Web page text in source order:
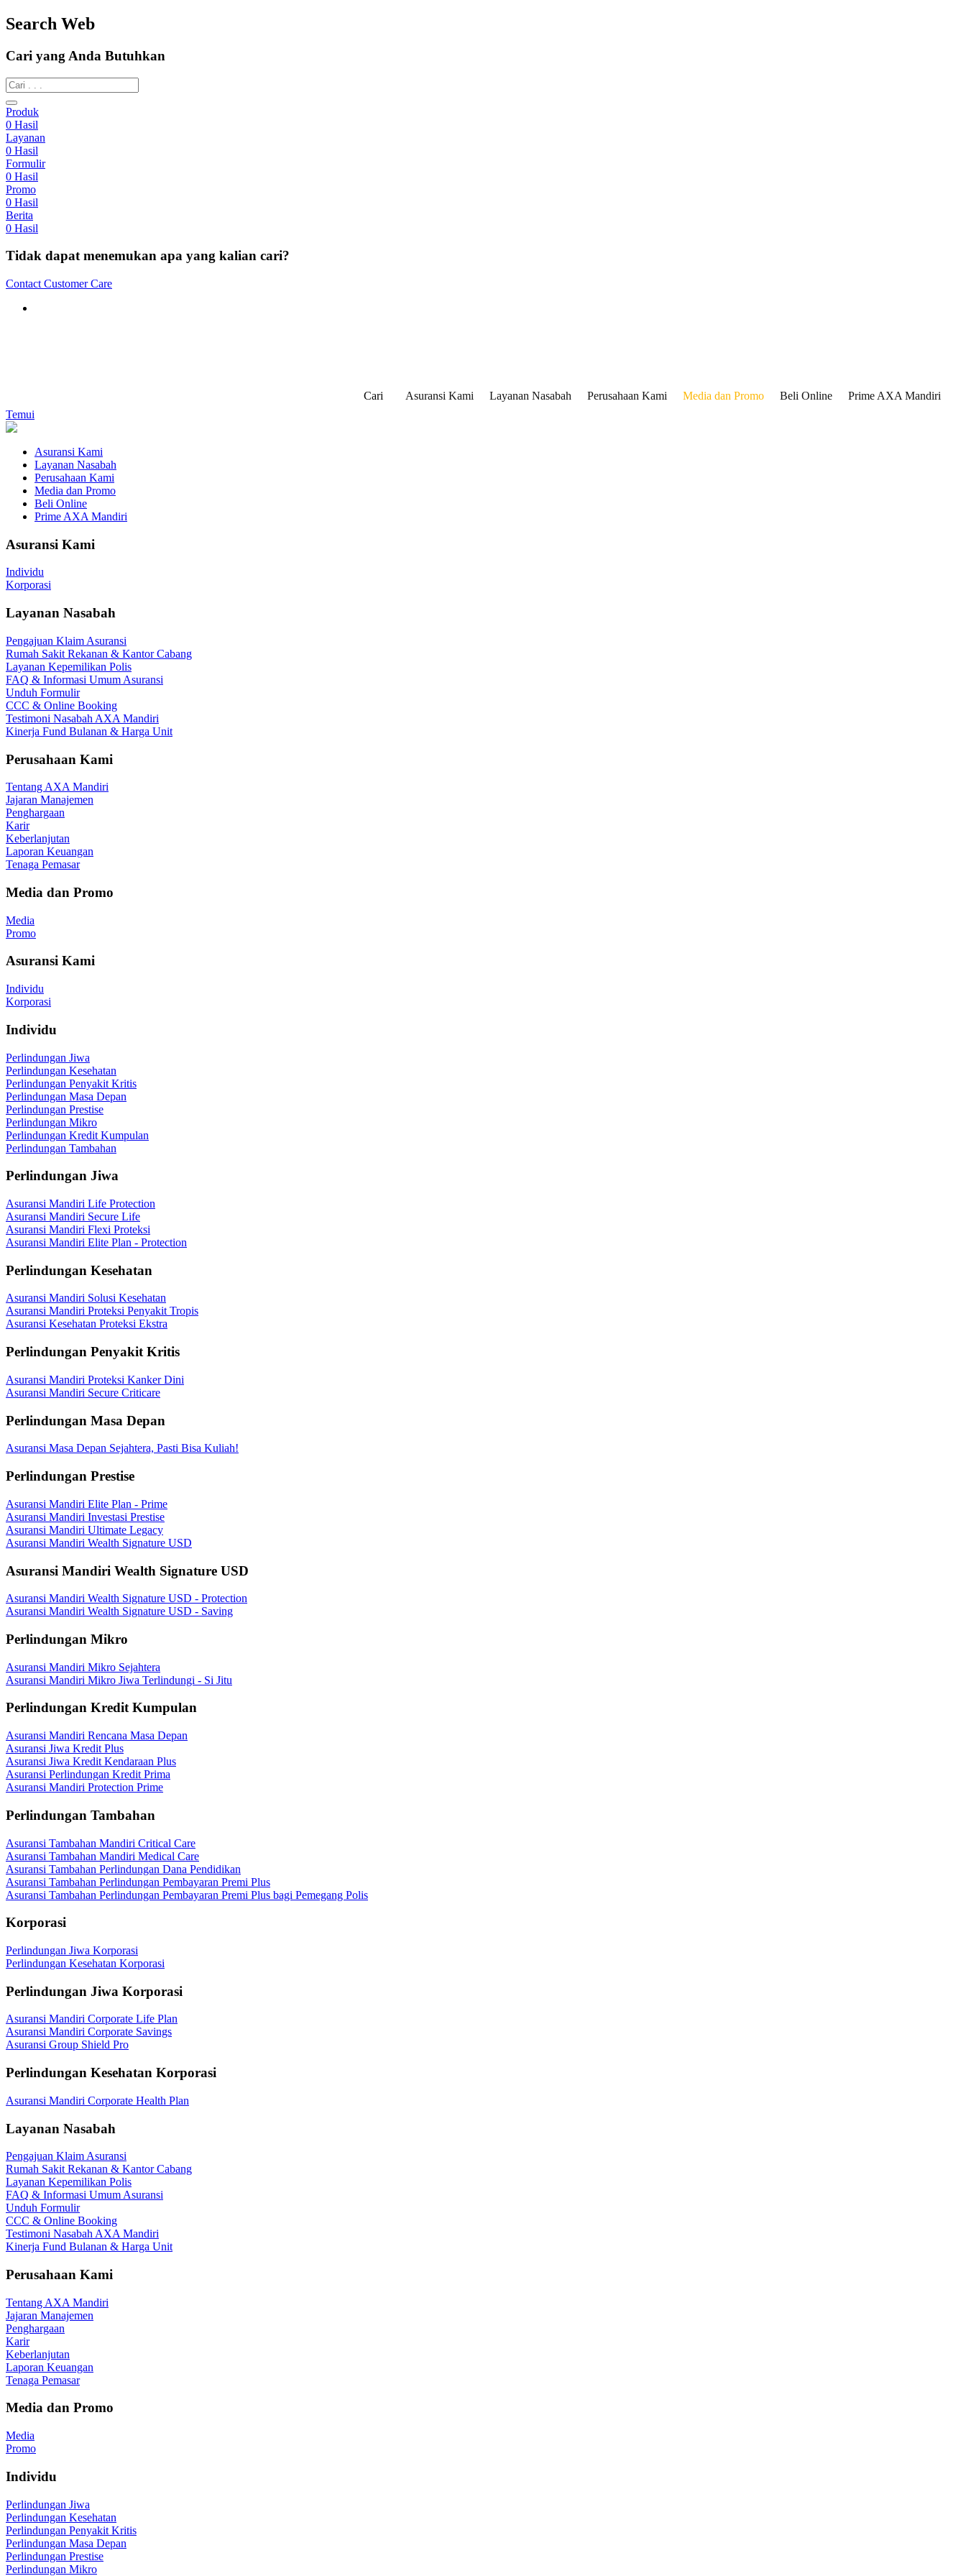
Search Web
Cari yang Anda Butuhkan
Produk
0 Hasil
Layanan
0 Hasil
Formulir
0 Hasil
Promo
0 Hasil
Berita
0 Hasil
Tidak dapat menemukan apa yang kalian cari?
Contact Customer Care
Cari Asuransi Kami Layanan Nasabah Perusahaan Kami Media dan Promo Beli Online
Prime AXA Mandiri
Temui
Asuransi Kami
Layanan Nasabah
Perusahaan Kami
Media dan Promo
Beli Online
Prime AXA Mandiri
Asuransi Kami
Individu
Korporasi
Layanan Nasabah
Pengajuan Klaim Asuransi
Rumah Sakit Rekanan & Kantor Cabang
Layanan Kepemilikan Polis
FAQ & Informasi Umum Asuransi
Unduh Formulir
CCC & Online Booking
Testimoni Nasabah AXA Mandiri
Kinerja Fund Bulanan & Harga Unit
Perusahaan Kami
Tentang AXA Mandiri
Jajaran Manajemen
Penghargaan
Karir
Keberlanjutan
Laporan Keuangan
Tenaga Pemasar
Media dan Promo
Media
Promo
Asuransi Kami
Individu
Korporasi
Individu
Perlindungan Jiwa
Perlindungan Kesehatan
Perlindungan Penyakit Kritis
Perlindungan Masa Depan
Perlindungan Prestise
Perlindungan Mikro
Perlindungan Kredit Kumpulan
Perlindungan Tambahan
Perlindungan Jiwa
Asuransi Mandiri Life Protection
Asuransi Mandiri Secure Life
Asuransi Mandiri Flexi Proteksi
Asuransi Mandiri Elite Plan - Protection
Perlindungan Kesehatan
Asuransi Mandiri Solusi Kesehatan
Asuransi Mandiri Proteksi Penyakit Tropis
Asuransi Kesehatan Proteksi Ekstra
Perlindungan Penyakit Kritis
Asuransi Mandiri Proteksi Kanker Dini
Asuransi Mandiri Secure Criticare
Perlindungan Masa Depan
Asuransi Masa Depan Sejahtera, Pasti Bisa Kuliah!
Perlindungan Prestise
Asuransi Mandiri Elite Plan - Prime
Asuransi Mandiri Investasi Prestise
Asuransi Mandiri Ultimate Legacy
Asuransi Mandiri Wealth Signature USD
Asuransi Mandiri Wealth Signature USD
Asuransi Mandiri Wealth Signature USD - Protection
Asuransi Mandiri Wealth Signature USD - Saving
Perlindungan Mikro
Asuransi Mandiri Mikro Sejahtera
Asuransi Mandiri Mikro Jiwa Terlindungi - Si Jitu
Perlindungan Kredit Kumpulan
Asuransi Mandiri Rencana Masa Depan
Asuransi Jiwa Kredit Plus
Asuransi Jiwa Kredit Kendaraan Plus
Asuransi Perlindungan Kredit Prima
Asuransi Mandiri Protection Prime
Perlindungan Tambahan
Asuransi Tambahan Mandiri Critical Care
Asuransi Tambahan Mandiri Medical Care
Asuransi Tambahan Perlindungan Dana Pendidikan
Asuransi Tambahan Perlindungan Pembayaran Premi Plus
Asuransi Tambahan Perlindungan Pembayaran Premi Plus bagi Pemegang Polis
Korporasi
Perlindungan Jiwa Korporasi
Perlindungan Kesehatan Korporasi
Perlindungan Jiwa Korporasi
Asuransi Mandiri Corporate Life Plan
Asuransi Mandiri Corporate Savings
Asuransi Group Shield Pro
Perlindungan Kesehatan Korporasi
Asuransi Mandiri Corporate Health Plan
Layanan Nasabah
Pengajuan Klaim Asuransi
Rumah Sakit Rekanan & Kantor Cabang
Layanan Kepemilikan Polis
FAQ & Informasi Umum Asuransi
Unduh Formulir
CCC & Online Booking
Testimoni Nasabah AXA Mandiri
Kinerja Fund Bulanan & Harga Unit
Perusahaan Kami
Tentang AXA Mandiri
Jajaran Manajemen
Penghargaan
Karir
Keberlanjutan
Laporan Keuangan
Tenaga Pemasar
Media dan Promo
Media
Promo
Individu
Perlindungan Jiwa
Perlindungan Kesehatan
Perlindungan Penyakit Kritis
Perlindungan Masa Depan
Perlindungan Prestise
Perlindungan Mikro